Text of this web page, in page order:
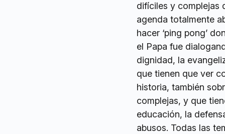
difíciles y complejas
agenda totalmente
hacer ‘ping pong’
el Papa fue
dignidad, la
que tienen que ver
historia, también
complejas, y que
educación, la
abusos. Todas las